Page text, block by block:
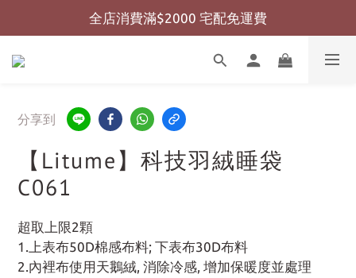
全店消費滿$999 超商免運費
全店消費滿$2000 宅配免運費
全店消費滿$999 超商免運費
分享到
【Litume】科技羽絨睡袋
C061
超取上限2顆
1.上表布50D棉感布料; 下表布30D布料
2.內裡布使用天鵝絨, 消除冷感, 增加保暖度並處理